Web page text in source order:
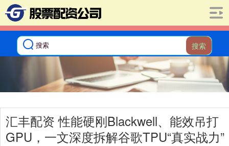
搜索
汇丰配资 性能硬刚Blackwell、能效吊打
GPU，一文深度拆解谷歌TPU“真实战力”